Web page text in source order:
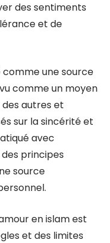
des sentiments
et de
comme une source
comme un moyen
autres et
sur la sincérité et
avec
principes
source
en islam est
et des limites